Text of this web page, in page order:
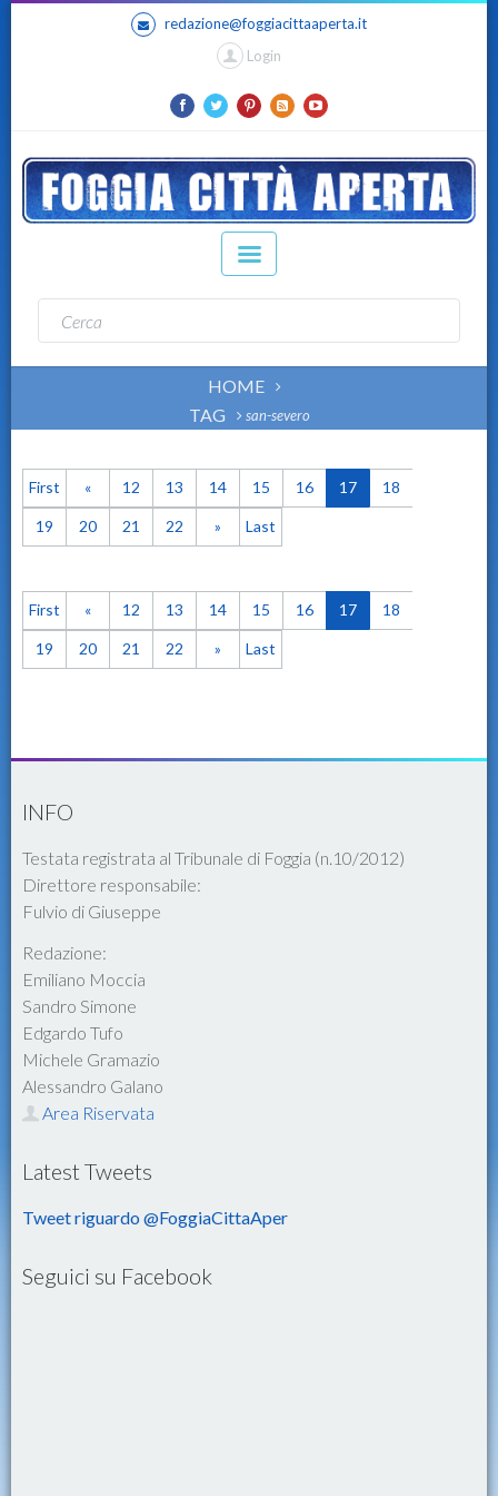
redazione@foggiacittaaperta.it
Login
HOME
TAG
san-severo
First « 12 13 14 15 16 17 18
19 20 21 22 » Last
First « 12 13 14 15 16 17 18
19 20 21 22 » Last
INFO
Testata registrata al Tribunale di Foggia (n.10/2012)
Direttore responsabile:
Fulvio di Giuseppe
Redazione:
Emiliano Moccia
Sandro Simone
Edgardo Tufo
Michele Gramazio
Alessandro Galano
Area Riservata
Latest Tweets
Tweet riguardo @FoggiaCittaAper
Seguici su Facebook